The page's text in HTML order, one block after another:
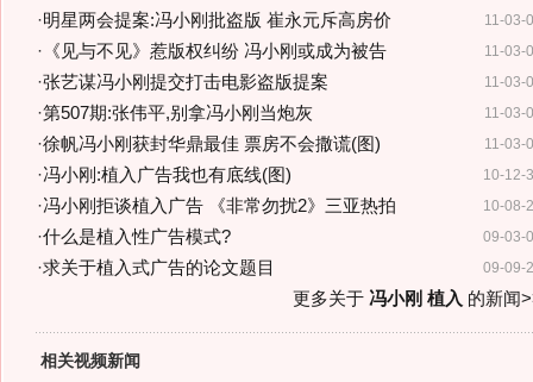
11-03-
·明星两会提案:冯小刚批盗版 崔永元斥高房价
11-03-
· 《见与不见》惹版权纠纷 冯小刚或成为被告
11-03-
·张艺谋冯小刚提交打击电影盗版提案
11-03-
·第507期:张伟平,别拿冯小刚当炮灰
11-03-
·徐帆冯小刚获封华鼎最佳 票房不会撒谎(图)
10-12-
·冯小刚:植入广告我也有底线(图)
10-08-
·冯小刚拒谈植入广告 《非常勿扰2》三亚热拍
09-03-
·什么是植入性广告模式?
09-09-
·求关于植入式广告的论文题目
更多关于 冯小刚 植入 的新闻
相关视频新闻